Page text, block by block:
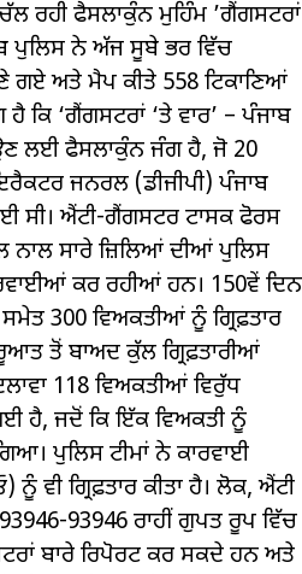
ਰਹੀ ਫੈਸਲਾਕੁੰਨ ਮੁਹਿੰਮ ’ਗੈਂਗਸਟਰਾਂ
ਪੁਲਿਸ ਨੇ ਅੱਜ ਸੂਬੇ ਭਰ ਵਿੱਚ
ਗਏ ਅਤੇ ਮੈਪ ਕੀਤੇ 558 ਟਿਕਾਣਿਆਂ
ਹੈ ਕਿ ‘ਗੈਂਗਸਟਰਾਂ ‘ਤੇ ਵਾਰ’ – ਪੰਜਾਬ
ਲਈ ਫੈਸਲਾਕੁੰਨ ਜੰਗ ਹੈ, ਜੋ 20
ਜਨਰਲ (ਡੀਜੀਪੀ) ਪੰਜਾਬ
ਸੀ। ਐਂਟੀ-ਗੈਂਗਸਟਰ ਟਾਸਕ ਫੋਰਸ
ਨਾਲ ਸਾਰੇ ਜ਼ਿਲਿਆਂ ਦੀਆਂ ਪੁਲਿਸ
ਕਰ ਰਹੀਆਂ ਹਨ। 150ਵੇਂ ਦਿਨ
300 ਵਿਅਕਤੀਆਂ ਨੂੰ ਗ੍ਰਿਫ਼ਤਾਰ
ਤੋਂ ਬਾਅਦ ਕੁੱਲ ਗ੍ਰਿਫ਼ਤਾਰੀਆਂ
118 ਵਿਅਕਤੀਆਂ ਵਿਰੁੱਧ
ਹੈ, ਜਦੋਂ ਕਿ ਇੱਕ ਵਿਅਕਤੀ ਨੂੰ
ਪੁਲਿਸ ਟੀਮਾਂ ਨੇ ਕਾਰਵਾਈ
ਵੀ ਗ੍ਰਿਫ਼ਤਾਰ ਕੀਤਾ ਹੈ। ਲੋਕ, ਐਂਟੀ
93946 ਰਾਹੀਂ ਗੁਪਤ ਰੂਪ ਵਿੱਚ
ਬਾਰੇ ਰਿਪੋਰਟ ਕਰ ਸਕਦੇ ਹਨ ਅਤੇ